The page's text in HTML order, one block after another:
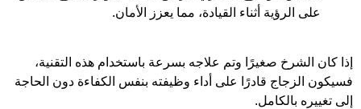
على الرؤية أثناء القيادة، مما يعزز الأمان.
إذا كان الشرخ صغيرًا وتم علاجه بسرعة باستخدام هذه التقنية،
فسيكون الزجاج قادرًا على أداء وظيفته بنفس الكفاءة دون الحاجة
إلى تغييره بالكامل.